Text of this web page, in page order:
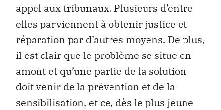
appel aux tribunaux. Plusieurs d’entre
elles parviennent à obtenir justice et
réparation par d’autres moyens. De plus,
il est clair que le problème se situe en
amont et qu’une partie de la solution
doit venir de la prévention et de la
sensibilisation, et ce, dès le plus jeune